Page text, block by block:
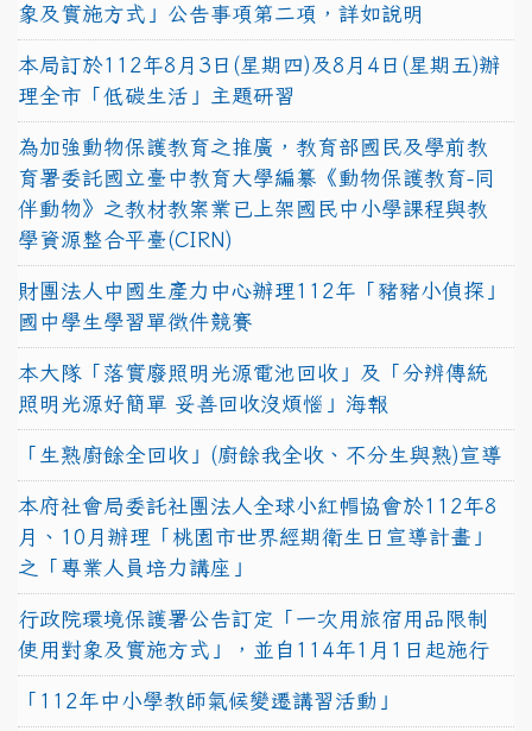
象及實施方式」公告事項第二項，詳如說明
本局訂於112年8月3日(星期四)及8月4日(星期五)辦
理全市「低碳生活」主題研習
為加強動物保護教育之推廣，教育部國民及學前教
育署委託國立臺中教育大學編纂《動物保護教育-同
伴動物》之教材教案業已上架國民中小學課程與教
學資源整合平臺(CIRN)
財團法人中國生產力中心辦理112年「豬豬小偵探」
國中學生學習單徵件競賽
本大隊「落實廢照明光源電池回收」及「分辨傳統
照明光源好簡單 妥善回收沒煩惱」海報
「生熟廚餘全回收」(廚餘我全收、不分生與熟)宣導
本府社會局委託社團法人全球小紅帽協會於112年8
月、10月辦理「桃園市世界經期衛生日宣導計畫」
之「專業人員培力講座」
行政院環境保護署公告訂定「一次用旅宿用品限制
使用對象及實施方式」，並自114年1月1日起施行
「112年中小學教師氣候變遷講習活動」